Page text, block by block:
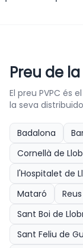
Preu de
El preu PVPC és
la seva
Badalona
Cornellà de
l'Hospitalet de
Mataró
Reus
Sant Boi de
Sant Feliu de